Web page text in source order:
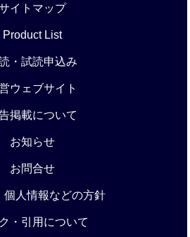
イトマップ
Product List
・試読申込み
ウェブサイト
掲載について
お知らせ
お問合せ
個人情報などの方針
・引用について